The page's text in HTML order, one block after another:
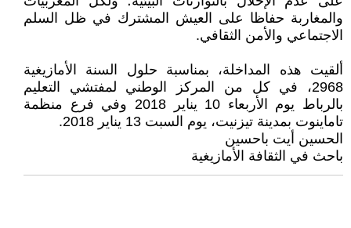
والمغاربة حفاظا على العيش المشترك في ظل السلم
الاجتماعي والأمن الثقافي.
ألقيت هذه المداخلة، بمناسبة حلول السنة الأمازيغية
2968، في كل من المركز الوطني لمفتشي التعليم
بالرباط يوم الأربعاء 10 يناير 2018 وفي فرع منظمة
تاماينوت بمدينة تيزنيت، يوم السبت 13 يناير 2018.
الحسين أيت باحسين
باحث في الثقافة الأمازيغية